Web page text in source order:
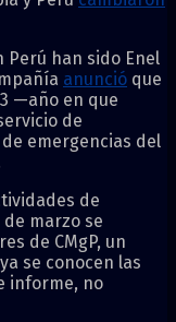
Perú han sido Enel
anunció que
—año en que
de
emergencias del
de
marzo se
de CMgP, un
se conocen las
informe, no